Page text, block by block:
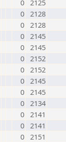
0 2125
0 2128
0 2128
0 2145
0 2145
0 2152
0 2152
0 2145
0 2145
0 2134
0 2141
0 2141
0 2151